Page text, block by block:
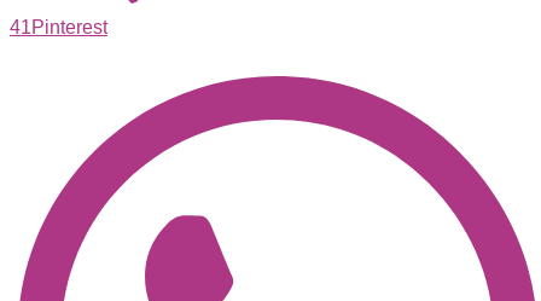
41Pinterest